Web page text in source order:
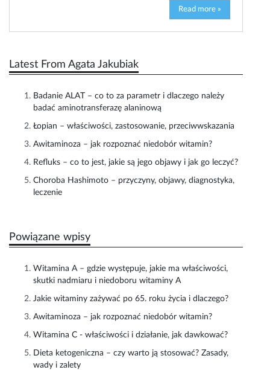
Read more »
Latest From Agata Jakubiak
Badanie ALAT – co to za parametr i dlaczego należy
badać aminotransferazę alaninową
Łopian – właściwości, zastosowanie, przeciwwskazania
Awitaminoza – jak rozpoznać niedobór witamin?
Refluks – co to jest, jakie są jego objawy i jak go leczyć?
Choroba Hashimoto – przyczyny, objawy, diagnostyka,
leczenie
Powiązane wpisy
Witamina A – gdzie występuje, jakie ma właściwości,
skutki nadmiaru i niedoboru witaminy A
Jakie witaminy zażywać po 65. roku życia i dlaczego?
Awitaminoza – jak rozpoznać niedobór witamin?
Witamina C - właściwości i działanie, jak dawkować?
Dieta ketogeniczna – czy warto ją stosować? Zasady,
wady i zalety